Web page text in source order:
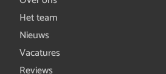
Het team
Nieuws
Vacatures
Reviews